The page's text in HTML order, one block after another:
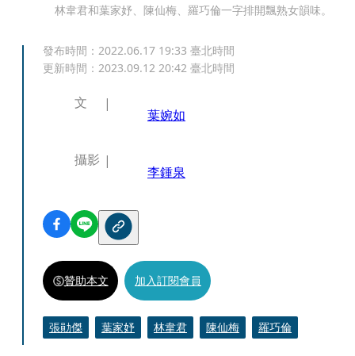
林韋君和葉家妤、陳仙梅、羅巧倫一字排開飄熟女韻味。
發布時間： 2022.06.17 19:33 臺北時間
更新時間： 2023.09.12 20:42 臺北時間
文
葉婉如
攝影
李鍾泉
贊助本文 加入訂閱會員
張勛傑 葉家妤 林韋君 陳仙梅 羅巧倫